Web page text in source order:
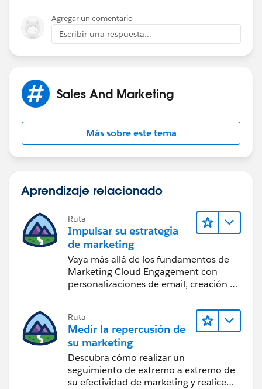
Agregar un comentario
Escribir una respuesta...
Sales And Marketing
Más sobre este tema
Aprendizaje relacionado
Ruta
Impulsar su estrategia
de marketing
Vaya más allá de los fundamentos de
Marketing Cloud Engagement con
personalizaciones de email, creación de
Ruta
Medir la repercusión de
su marketing
Descubra cómo realizar un
seguimiento de extremo a extremo de
su efectividad de marketing y realice